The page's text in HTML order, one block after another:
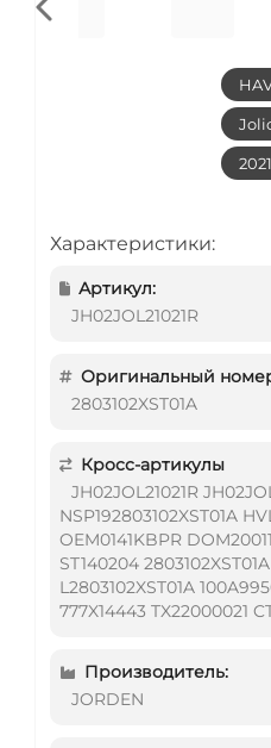
Характеристики:
Артикул:
JH02JOL21021R
Оригинальный
2803102XST01A
Кросс-артикулы
JH02JOL21021R
NSP192803102XST01A
OEM0141KBPR
ST140204
L2803102XST01A
777X14443 TX22000021
Производитель:
JORDEN